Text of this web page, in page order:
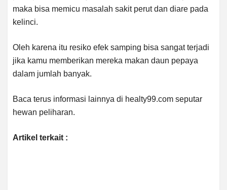
maka bisa memicu masalah sakit perut dan diare pada
kelinci.
Oleh karena itu resiko efek samping bisa sangat terjadi
jika kamu memberikan mereka makan daun pepaya
dalam jumlah banyak.
Baca terus informasi lainnya di healty99.com seputar
hewan peliharan.
Artikel terkait :